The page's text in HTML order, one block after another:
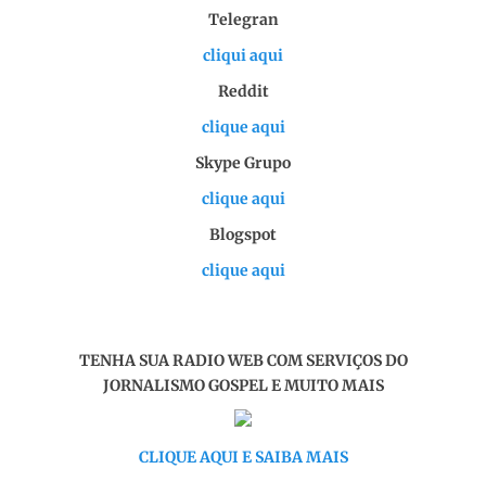
Telegran
cliqui aqui
Reddit
clique aqui
Skype Grupo
clique aqui
Blogspot
clique aqui
TENHA SUA RADIO WEB COM SERVIÇOS DO
JORNALISMO GOSPEL E MUITO MAIS
CLIQUE AQUI E SAIBA MAIS